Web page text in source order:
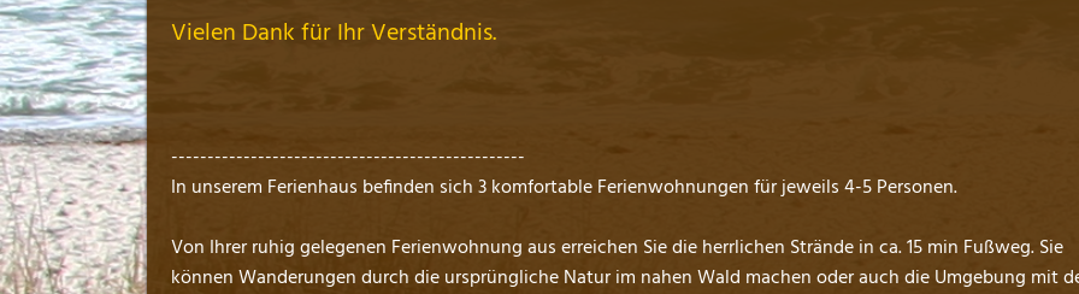
Vielen Dank für Ihr Verständnis.
-------------------------------------------------
In unserem Ferienhaus befinden sich 3 komfortable Ferienwohnungen für jeweils 4-5 Personen.
Von Ihrer ruhig gelegenen Ferienwohnung aus erreichen Sie die herrlichen Strände in ca. 15 min Fußweg. Sie
können Wanderungen durch die ursprüngliche Natur im nahen Wald machen oder auch die Umgebung mit